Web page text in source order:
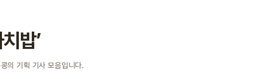
밥’
의 기획 기사 모음입니다.